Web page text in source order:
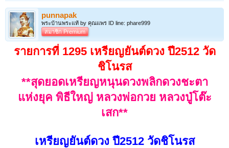
จากคุณสมบัตินี้ทำให้ท่านสร้างของได้
วิเศษอัศจรรย์อันมาจากพื้นฐานของ
**ประหนึ่งพ่อได้มอบมรดกสำคัญให้กับ
ลูก**
นี่เองจึงขอจัดว่าสิ่งที่ท่านสร้างนั้นแสน
ในวัตถุมงคลด้วย
punnapak
พระบ้านพระแท้ by คุณแพร ID line: phare999
สมาชิก Premium
รายการที่ 1295 เหรียญยันต์ดวง ปี2512 วัด
ชิโนรส
**สุดยอดเหรียญหนุนดวงพลิกดวงชะตา
แห่งยุค พิธีใหญ่ หลวงพ่อกวย หลวงปู่โต๊ะ
เสก**
เหรียญยันต์ดวง ปี2512 วัดชิโนรส